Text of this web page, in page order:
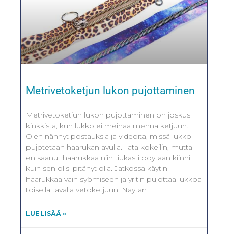
Metrivetoketjun lukon pujottaminen
Metrivetoketjun lukon pujottaminen on joskus
kinkkistä, kun lukko ei meinaa mennä ketjuun.
Olen nähnyt postauksia ja videoita, missä lukko
pujotetaan haarukan avulla. Tätä kokeilin, mutta
en saanut haarukkaa niin tiukasti pöytään kiinni,
kuin sen olisi pitänyt olla. Jatkossa käytin
haarukkaa vain syömiseen ja yritin pujottaa lukkoa
toisella tavalla vetoketjuun. Näytän
LUE LISÄÄ »